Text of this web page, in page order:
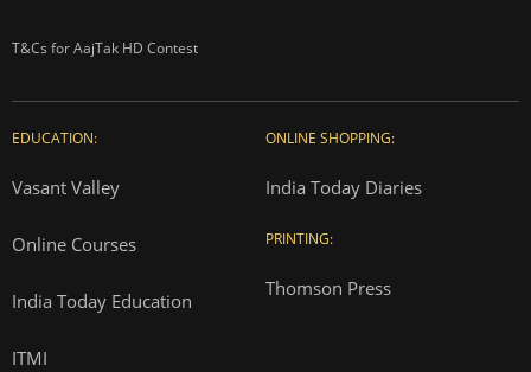
T&Cs for AajTak HD Contest
EDUCATION:
Vasant Valley
Online Courses
India Today Education
ITMI
ONLINE SHOPPING:
India Today Diaries
PRINTING:
Thomson Press